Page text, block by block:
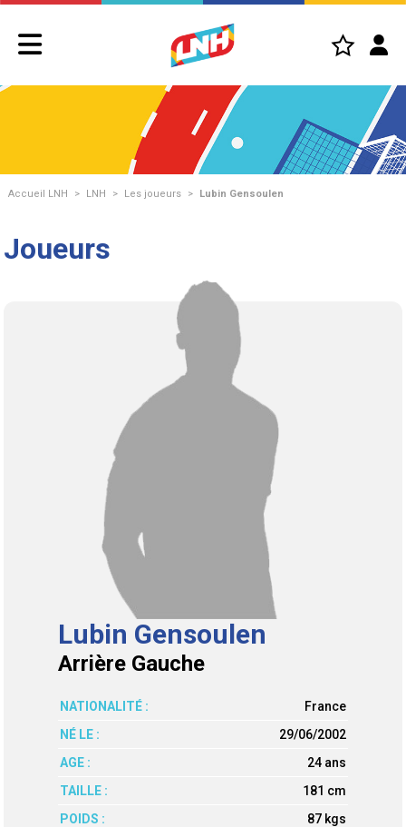
Accueil LNH > LNH > Les joueurs > Lubin Gensoulen
Joueurs
Lubin Gensoulen
Arrière Gauche
NATIONALITÉ :
France
NÉ LE :
29/06/2002
AGE :
24 ans
TAILLE :
181 cm
POIDS :
87 kgs